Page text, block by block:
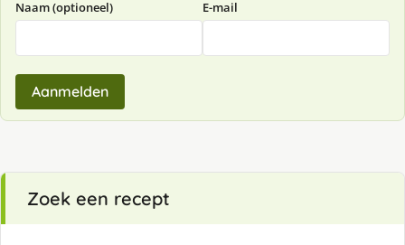
Naam (optioneel) E-mail
Aanmelden
Zoek een recept